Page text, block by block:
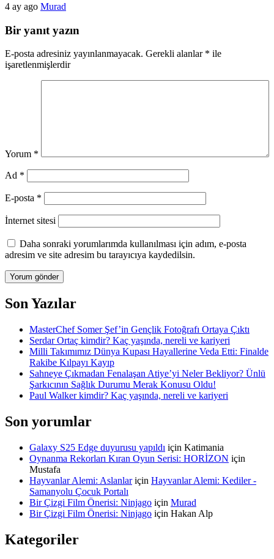
4 ay ago Murad
Bir yanıt yazın
E-posta adresiniz yayınlanmayacak. Gerekli alanlar * ile
işaretlenmişlerdir
Yorum *
Ad *
E-posta *
İnternet sitesi
Daha sonraki yorumlarımda kullanılması için adım, e-posta
adresim ve site adresim bu tarayıcıya kaydedilsin.
Son Yazılar
MasterChef Somer Şef’in Gençlik Fotoğrafı Ortaya Çıktı
Serdar Ortaç kimdir? Kaç yaşında, nereli ve kariyeri
Milli Takımımız Dünya Kupası Hayallerine Veda Etti: Finalde
Rakibe Kılpayı Kayıp
Sahneye Çıkmadan Fenalaşan Atiye’yi Neler Bekliyor? Ünlü
Şarkıcının Sağlık Durumu Merak Konusu Oldu!
Paul Walker kimdir? Kaç yaşında, nereli ve kariyeri
Son yorumlar
Galaxy S25 Edge duyurusu yapıldı için Katimania
Oynanma Rekorları Kıran Oyun Serisi: HORİZON için
Mustafa
Hayvanlar Alemi: Aslanlariçin Hayvanlar Alemi: Kediler -
Samanyolu Çocuk Portalı
Bir Çizgi Film Önerisi: Ninjago için Murad
Bir Çizgi Film Önerisi: Ninjago için Hakan Alp
Kategoriler